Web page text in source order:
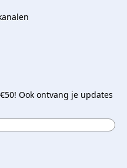
Ook ontvang je updates